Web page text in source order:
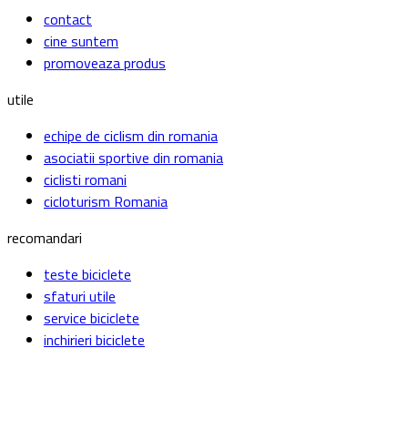
contact
cine suntem
promoveaza produs
utile
echipe de ciclism din romania
asociatii sportive din romania
ciclisti romani
cicloturism Romania
recomandari
teste biciclete
sfaturi utile
service biciclete
inchirieri biciclete